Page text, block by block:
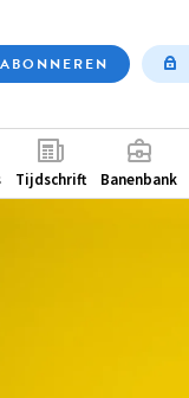
ABONNEREN
Tijdschrift Banenbank